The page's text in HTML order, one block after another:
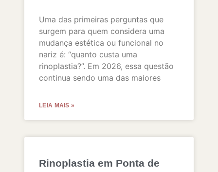
Uma das primeiras perguntas que
surgem para quem considera uma
mudança estética ou funcional no
nariz é: “quanto custa uma
rinoplastia?”. Em 2026, essa questão
continua sendo uma das maiores
LEIA MAIS »
Rinoplastia em Ponta de